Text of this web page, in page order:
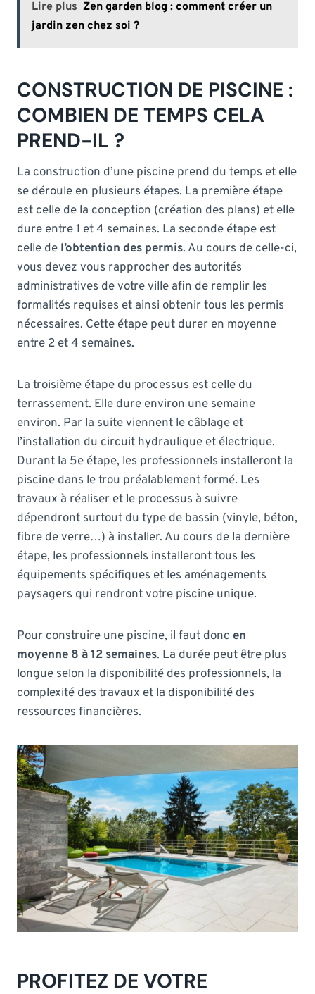
Lire plus Zen garden blog : comment créer un
jardin zen chez soi ?
CONSTRUCTION DE PISCINE :
COMBIEN DE TEMPS CELA
PREND-IL ?
La construction d’une piscine prend du temps et elle
se déroule en plusieurs étapes. La première étape
est celle de la conception (création des plans) et elle
dure entre 1 et 4 semaines. La seconde étape est
celle de l’obtention des permis. Au cours de celle-ci,
vous devez vous rapprocher des autorités
administratives de votre ville afin de remplir les
formalités requises et ainsi obtenir tous les permis
nécessaires. Cette étape peut durer en moyenne
entre 2 et 4 semaines.
La troisième étape du processus est celle du
terrassement. Elle dure environ une semaine
environ. Par la suite viennent le câblage et
l’installation du circuit hydraulique et électrique.
Durant la 5e étape, les professionnels installeront la
piscine dans le trou préalablement formé. Les
travaux à réaliser et le processus à suivre
dépendront surtout du type de bassin (vinyle, béton,
fibre de verre…) à installer. Au cours de la dernière
étape, les professionnels installeront tous les
équipements spécifiques et les aménagements
paysagers qui rendront votre piscine unique.
Pour construire une piscine, il faut donc en
moyenne 8 à 12 semaines. La durée peut être plus
longue selon la disponibilité des professionnels, la
complexité des travaux et la disponibilité des
ressources financières.
PROFITEZ DE VOTRE